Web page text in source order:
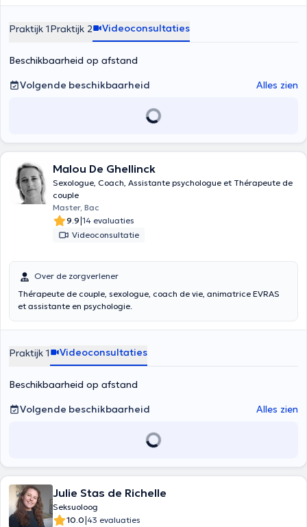
Praktijk 1Praktijk 2 Videoconsultaties
Beschikbaarheid op afstand
Volgende beschikbaarheid
Alles zien
Malou De Ghellinck
Sexologue, Coach, Assistante psychologue et Thérapeute de
couple
Master, Bac
9.9|14 evaluaties
Videoconsultatie
Over de zorgverlener
Thérapeute de couple, sexologue, coach de vie, animatrice EVRAS
et assistante en psychologie.
Praktijk 1 Videoconsultaties
Beschikbaarheid op afstand
Volgende beschikbaarheid
Alles zien
Julie Stas de Richelle
Seksuoloog
10.0|43 evaluaties